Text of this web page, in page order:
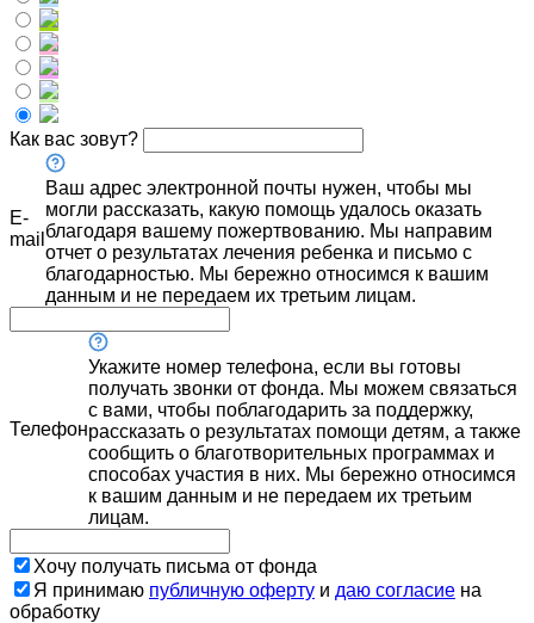
Как вас зовут?
E-
mail
Ваш адрес электронной почты нужен, чтобы мы
могли рассказать, какую помощь удалось оказать
благодаря вашему пожертвованию. Мы направим
отчет о результатах лечения ребенка и письмо с
благодарностью. Мы бережно относимся к вашим
данным и не передаем их третьим лицам.
Телефон
Укажите номер телефона, если вы готовы
получать звонки от фонда. Мы можем связаться
с вами, чтобы поблагодарить за поддержку,
рассказать о результатах помощи детям, а также
сообщить о благотворительных программах и
способах участия в них. Мы бережно относимся
к вашим данным и не передаем их третьим
лицам.
Хочу получать письма от фонда
Я принимаю публичную оферту и даю согласие на
обработку